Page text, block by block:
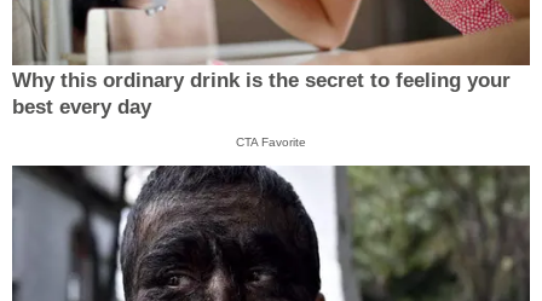
Why this ordinary drink is the secret to feeling your
best every day
CTA Favorite